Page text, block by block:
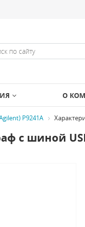
О
P9241A
с шиной